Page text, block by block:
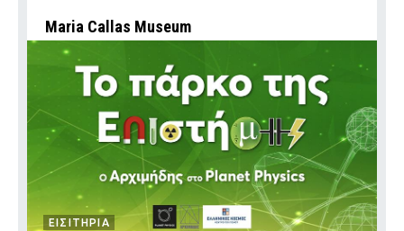
Maria Callas Museum
ΕΙΣΙΤΗΡΙΑ